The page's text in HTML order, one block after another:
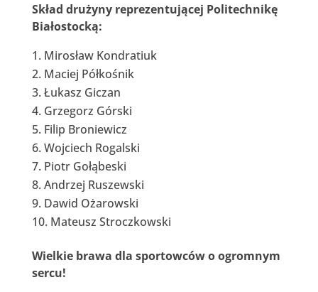
Skład drużyny reprezentującej Politechnikę
Białostocką:
Mirosław Kondratiuk
Maciej Półkośnik
Łukasz Giczan
Grzegorz Górski
Filip Broniewicz
Wojciech Rogalski
Piotr Gołąbeski
Andrzej Ruszewski
Dawid Ożarowski
Mateusz Stroczkowski
Wielkie brawa dla sportowców o ogromnym
sercu!